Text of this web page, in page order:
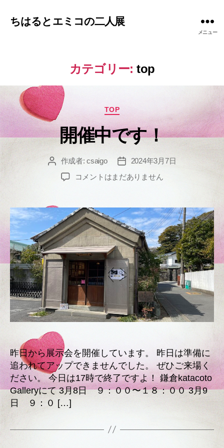
ちはるとエミコの二人展
メニュー
カテゴリー: top
カ
ゴ
リ
TOP
開催中です！
投 作成者:csaigo
投
稿
日
2024年3月7日
開
で
す！
へ
の
コメントはまだありません
昨日から展示会を開催しています。 昨日は準備に
追われてアップできませんでした。 ぜひご来場く
ださい。 今日は17時で終了ですよ！ 鎌倉katacoto
Galleryにて 3月8日 ９：００〜１８：００ 3月9
日 ９：０ […]